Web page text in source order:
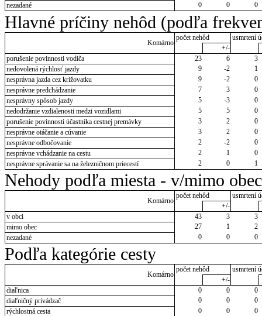
nezadané
0 0 0
Hlavné príčiny nehôd (podľa
Komárno
počet nehôd
usmrtení
+/-
porušenie povinnosti vodiča
23 6
3
nedovolená rýchlosť jazdy
9 -2
1
nesprávna jazda cez križovatku
9 -2
0
nesprávne predchádzanie
7 3
0
nesprávny spôsob jazdy
5 -3
0
nedodržanie vzdialenosti medzi vozidlami
5 5
0
porušenie povinnosti účastníka cestnej premávky
3 2
0
nesprávne otáčanie a cúvanie
3 2
0
nesprávne odbočovanie
2 -2
0
nesprávne vchádzanie na cestu
2 1
0
nesprávne správanie sa na železničnom priecestí
2 0 1
Nehody podľa miesta - v/mimo obec
Komárno
počet nehôd
usmrtení
+/-
v obci
43 3
3
mimo obec
27 1
2
nezadané
0 0 0
Podľa kategórie cesty
Komárno
počet nehôd
usmrtení
+/-
diaľnica
0 0
0
diaľničný privádzač
0 0
0
rýchlostná cesta
0 0
0